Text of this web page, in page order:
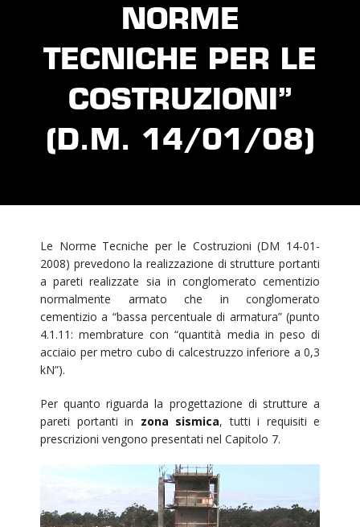
NORME
TECNICHE PER LE
COSTRUZIONI”
(D.M. 14/01/08)
Le Norme Tecniche per le Costruzioni (DM 14-01-
2008) prevedono la realizzazione di strutture portanti
a pareti realizzate sia in conglomerato cementizio
normalmente armato che in conglomerato
cementizio a “bassa percentuale di armatura” (punto
4.1.11: membrature con “quantità media in peso di
acciaio per metro cubo di calcestruzzo inferiore a 0,3
kN”).
Per quanto riguarda la progettazione di strutture a
pareti portanti in zona sismica, tutti i requisiti e
prescrizioni vengono presentati nel Capitolo 7.